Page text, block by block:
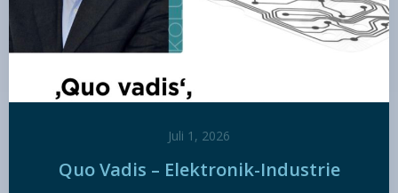
Juli 1, 2026
Quo Vadis – Elektronik-Industrie